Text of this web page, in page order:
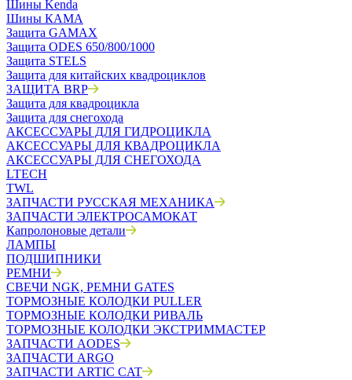
Шины Kenda
Шины КАМА
Защита GAMAX
Защита ODES 650/800/1000
Защита STELS
Защита для китайских квадроциклов
ЗАЩИТА BRP
Защита для квадроцикла
Защита для снегохода
АКСЕССУАРЫ ДЛЯ ГИДРОЦИКЛА
АКСЕССУАРЫ ДЛЯ КВАДРОЦИКЛА
АКСЕССУАРЫ ДЛЯ СНЕГОХОДА
LTECH
TWL
ЗАПЧАСТИ РУССКАЯ МЕХАНИКА
ЗАПЧАСТИ ЭЛЕКТРОСАМОКАТ
Капролоновые детали
ЛАМПЫ
ПОДШИПНИКИ
РЕМНИ
СВЕЧИ NGK, РЕМНИ GATES
ТОРМОЗНЫЕ КОЛОДКИ PULLER
ТОРМОЗНЫЕ КОЛОДКИ РИВАЛЬ
ТОРМОЗНЫЕ КОЛОДКИ ЭКСТРИММАСТЕР
ЗАПЧАСТИ AODES
ЗАПЧАСТИ ARGO
ЗАПЧАСТИ ARTIC CAT